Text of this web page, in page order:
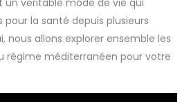
un véritable mode de vie qui
la santé depuis plusieurs
nous allons explorer ensemble les
régime méditerranéen pour votre